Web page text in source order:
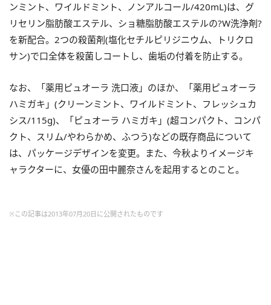
ンミント、ワイルドミント、ノンアルコール/420mL)は、グ
リセリン脂肪酸エステル、ショ糖脂肪酸エステルの?W洗浄剤?
を新配合。2つの殺菌剤(塩化セチルピリジニウム、トリクロ
サン)で口全体を殺菌しコートし、歯垢の付着を防止する。
なお、「薬用ピュオーラ 洗口液」のほか、「薬用ピュオーラ
ハミガキ」(クリーンミント、ワイルドミント、フレッシュカ
シス/115g)、「ピュオーラ ハミガキ」(超コンパクト、コンパ
クト、スリム/やわらかめ、ふつう)などの既存商品について
は、パッケージデザインを変更。また、今秋よりイメージキ
ャラクターに、女優の田中麗奈さんを起用するとのこと。
※この記事は2013年07月20日に公開されたものです